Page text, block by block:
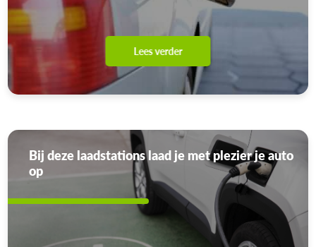
Lees verder
Bij deze laadstations laad je met plezier je auto
op